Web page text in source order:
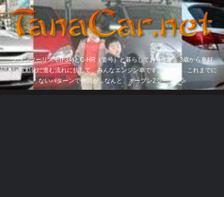
グランツーリスモ(F34)とC-HR（妻号）と暮らしております。3歳から車好
き。電動化に進む流れに抗して、みんなエンジン車です。そして…これまでに
ないパターンで仲間が…なんと、オープン2シーター💦